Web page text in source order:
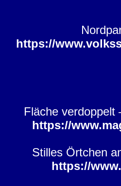
https://
Fläche verdoppelt
https://
Stilles Örtchen
https://